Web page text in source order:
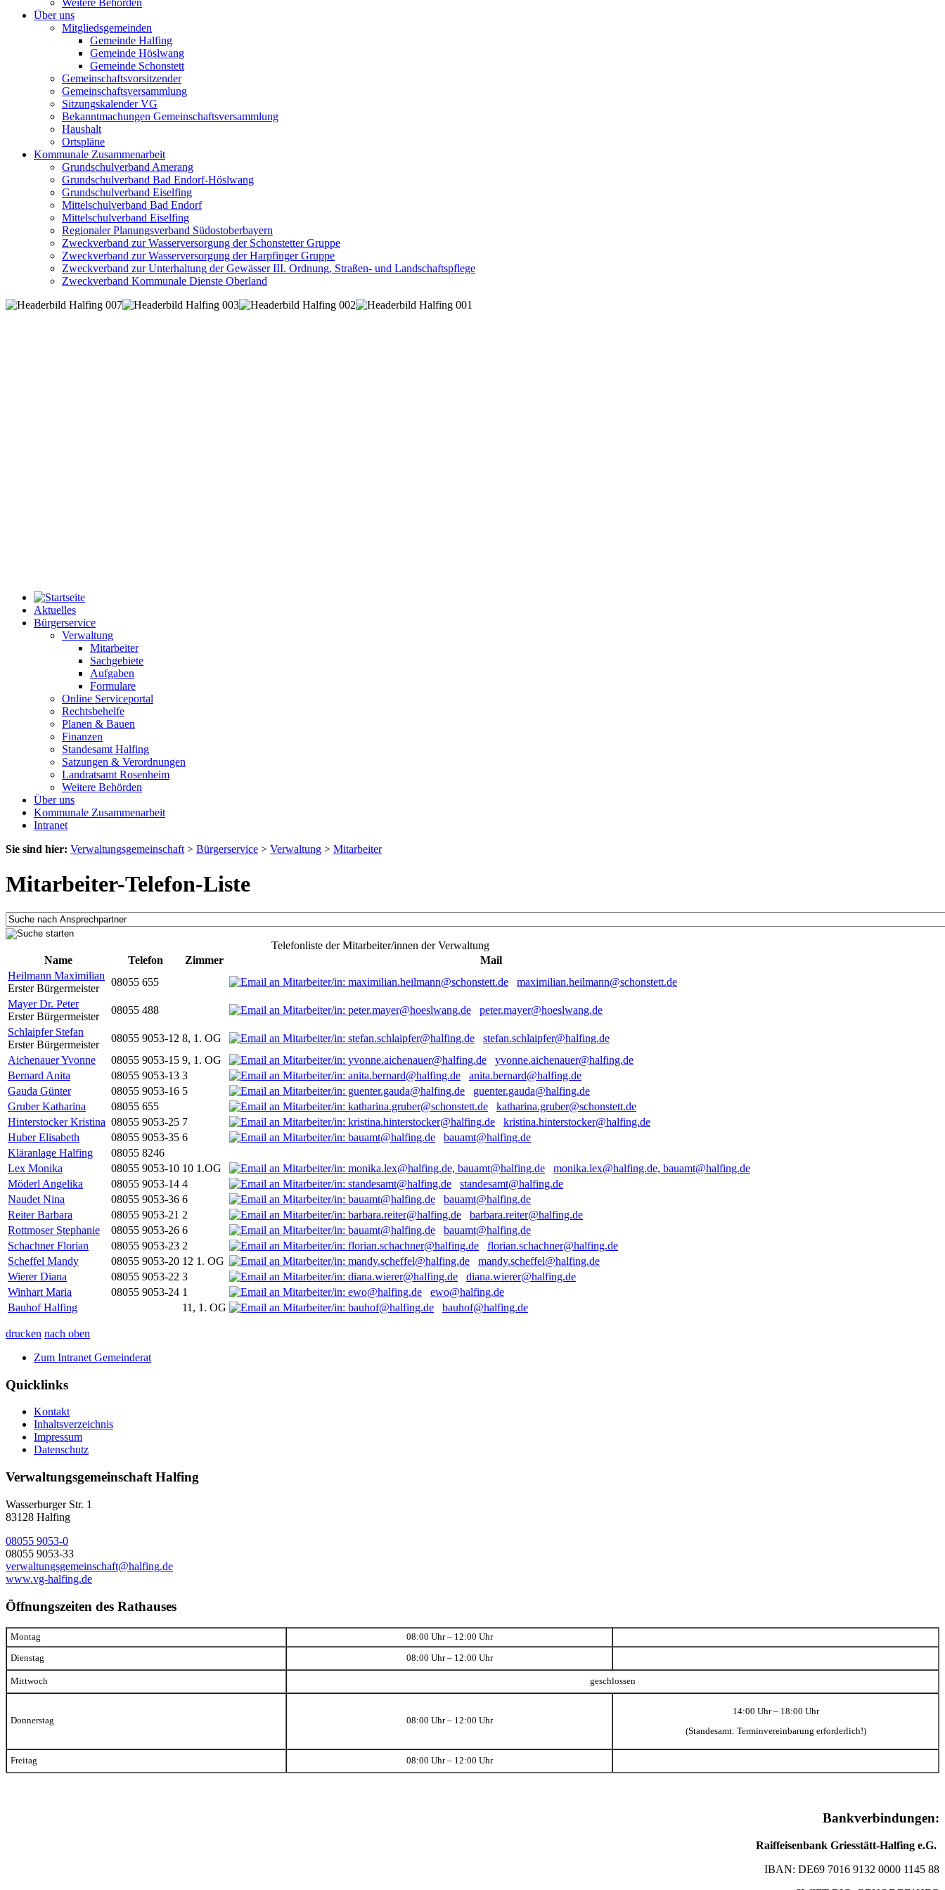
Weitere Behörden
Über uns
Mitgliedsgemeinden
Gemeinde Halfing
Gemeinde Höslwang
Gemeinde Schonstett
Gemeinschaftsvorsitzender
Gemeinschaftsversammlung
Sitzungskalender VG
Bekanntmachungen Gemeinschaftsversammlung
Haushalt
Ortspläne
Kommunale Zusammenarbeit
Grundschulverband Amerang
Grundschulverband Bad Endorf-Höslwang
Grundschulverband Eiselfing
Mittelschulverband Bad Endorf
Mittelschulverband Eiselfing
Regionaler Planungsverband Südostoberbayern
Zweckverband zur Wasserversorgung der Schonstetter Gruppe
Zweckverband zur Wasserversorgung der Harpfinger Gruppe
Zweckverband zur Unterhaltung der Gewässer III. Ordnung, Straßen- und Landschaftspflege
Zweckverband Kommunale Dienste Oberland
Aktuelles
Bürgerservice
Verwaltung
Mitarbeiter
Sachgebiete
Aufgaben
Formulare
Online Serviceportal
Rechtsbehelfe
Planen & Bauen
Finanzen
Standesamt Halfing
Satzungen & Verordnungen
Landratsamt Rosenheim
Weitere Behörden
Über uns
Kommunale Zusammenarbeit
Intranet
Sie sind hier: Verwaltungsgemeinschaft > Bürgerservice > Verwaltung > Mitarbeiter
Mitarbeiter-Telefon-Liste
Telefonliste der Mitarbeiter/innen der Verwaltung
Name
Telefon Zimmer
Mail
Heilmann Maximilian
Erster Bürgermeister
08055 655
maximilian.heilmann@schonstett.de
Mayer Dr. Peter
Erster Bürgermeister
08055 488
peter.mayer@hoeslwang.de
Schlaipfer Stefan
Erster Bürgermeister
08055 9053-12 8, 1. OG
stefan.schlaipfer@halfing.de
Aichenauer Yvonne
08055 9053-15 9, 1. OG
yvonne.aichenauer@halfing.de
Bernard Anita
08055 9053-13 3
anita.bernard@halfing.de
Gauda Günter
08055 9053-16 5
guenter.gauda@halfing.de
Gruber Katharina
08055 655
katharina.gruber@schonstett.de
Hinterstocker Kristina 08055 9053-25 7
kristina.hinterstocker@halfing.de
Huber Elisabeth
08055 9053-35 6
bauamt@halfing.de
Kläranlage Halfing
08055 8246
Lex Monika
08055 9053-10 10 1.OG
monika.lex@halfing.de, bauamt@halfing.de
Möderl Angelika
08055 9053-14 4
standesamt@halfing.de
Naudet Nina
08055 9053-36 6
bauamt@halfing.de
Reiter Barbara
08055 9053-21 2
barbara.reiter@halfing.de
Rottmoser Stephanie
08055 9053-26 6
bauamt@halfing.de
Schachner Florian
08055 9053-23 2
florian.schachner@halfing.de
Scheffel Mandy
08055 9053-20 12 1. OG
mandy.scheffel@halfing.de
Wierer Diana
08055 9053-22 3
diana.wierer@halfing.de
Winhart Maria
08055 9053-24 1
ewo@halfing.de
Bauhof Halfing
11, 1. OG bauhof@halfing.de
drucken nach oben
Zum Intranet Gemeinderat
Quicklinks
Kontakt
Inhaltsverzeichnis
Impressum
Datenschutz
Verwaltungsgemeinschaft Halfing
Wasserburger Str. 1
83128 Halfing
08055 9053-0
08055 9053-33
verwaltungsgemeinschaft@halfing.de
www.vg-halfing.de
Öffnungszeiten des Rathauses
Montag 08:00 Uhr – 12:00 Uhr
Dienstag 08:00 Uhr – 12:00 Uhr
Mittwoch geschlossen
Donnerstag 08:00 Uhr – 12:00 Uhr
14:00 Uhr – 18:00 Uhr
(Standesamt: Terminvereinbarung erforderlich!)
Freitag 08:00 Uhr – 12:00 Uhr
Bankverbindungen:
Raiffeisenbank Griesstätt-Halfing e.G.
IBAN: DE69 7016 9132 0000 1145 88